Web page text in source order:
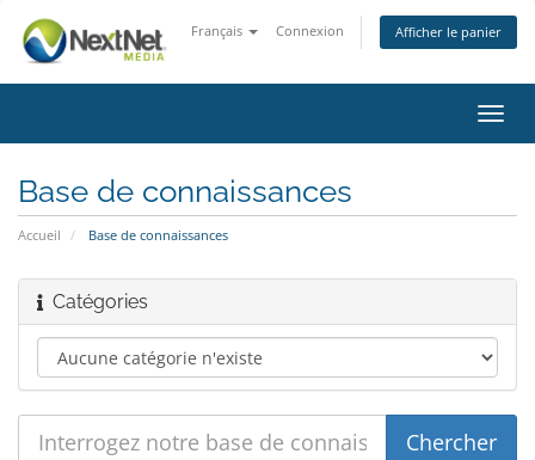
Français Connexion Afficher le panier
la
Base de connaissances
Accueil Base de connaissances
Catégories